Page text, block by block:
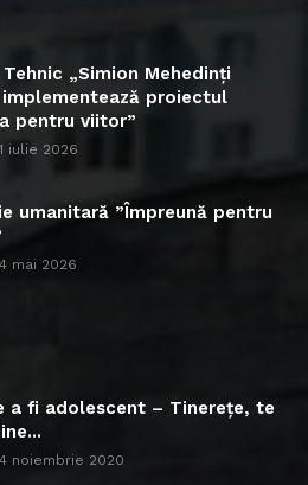
„Simion Mehedinți
implementează proiectul
pentru viitor”
iulie 2026
umanitară ”Împreună pentru
mai 2026
a fi adolescent – Tinerețe, te
noiembrie 2020